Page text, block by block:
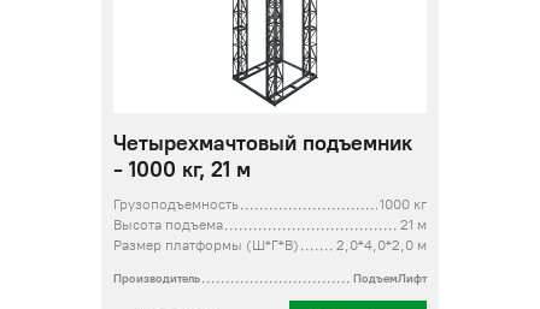
Четырехмачтовый подъемник
- 1000 кг, 21 м
Грузоподъемность
1000 кг
Высота подъема
21 м
Размер платформы (Ш*Г*В)
2,0*4,0*2,0 м
Производитель ПодъемЛифт